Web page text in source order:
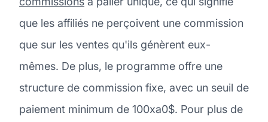
que les affiliés ne perçoivent une commission
que sur les ventes qu'ils génèrent eux-
mêmes. De plus, le programme offre une
structure de commission fixe, avec un seuil de
paiement minimum de 100xa0$. Pour plus de